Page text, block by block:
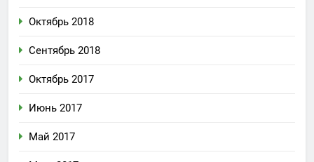
Октябрь 2018
Сентябрь 2018
Октябрь 2017
Июнь 2017
Май 2017